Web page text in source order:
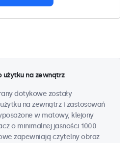
użytku na zewnątrz
dotykowe zostały
na zewnątrz i zastosowań
w matowy, klejony
o minimalnej jasności 1000
zapewniają czytelny obraz